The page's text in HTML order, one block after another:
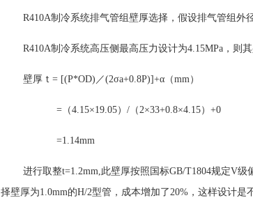
R410A制冷系统排气管组壁厚选择，假设排气管组外
R410A制冷系统高压侧最高压力设计为4.15MPa，则其
壁厚ｔ = [(P*OD)／(2σa+0.8P)]+α（mm）
=（4.15×19.05）/（2×33+0.8×4.15）+0
=1.14mm
进行取整t=1.2mm,此壁厚按照国标GB/T1804规定V
择壁厚为1.0mm的H/2型管，成本增加了20%，这样设计